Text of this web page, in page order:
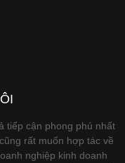
tiếp cận phong phú nhất
rất muốn hợp tác về
nghiệp kinh doanh